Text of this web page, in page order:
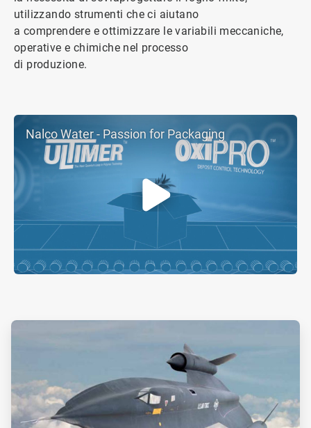
Nalco Water - Passion for Packaging
utilizzando strumenti che ci aiutano
a comprendere e ottimizzare le variabili meccaniche,
operative e chimiche nel processo
di produzione.
ArticleTile